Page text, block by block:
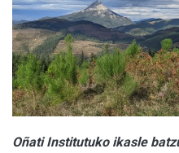
Oñati Institutuko ikasle